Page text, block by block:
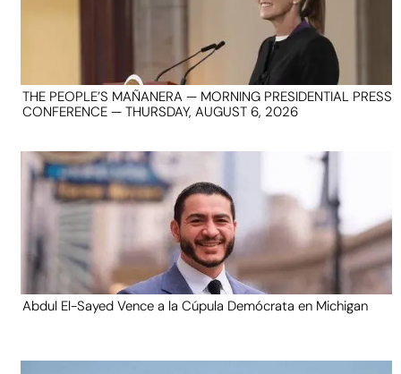
THE PEOPLE’S MAÑANERA — MORNING PRESIDENTIAL PRESS
CONFERENCE — THURSDAY, AUGUST 6, 2026
Abdul El-Sayed Vence a la Cúpula Demócrata en Michigan